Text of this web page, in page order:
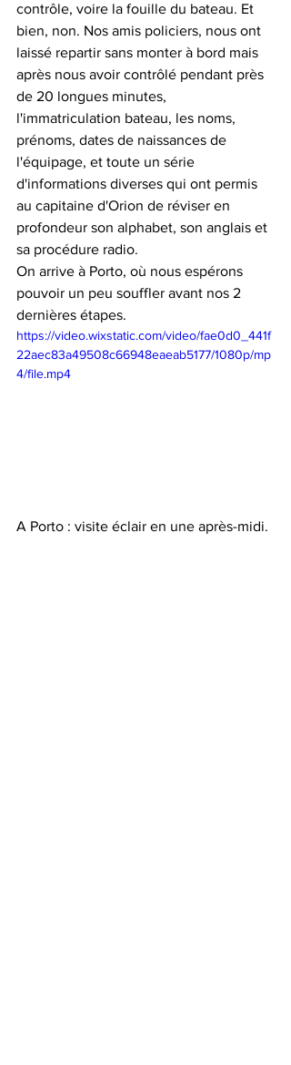
contrôle, voire la fouille du bateau. Et
bien, non. Nos amis policiers, nous ont
laissé repartir sans monter à bord mais
après nous avoir contrôlé pendant près
de 20 longues minutes,
l'immatriculation bateau, les noms,
prénoms, dates de naissances de
l'équipage, et toute un série
d'informations diverses qui ont permis
au capitaine d'Orion de réviser en
profondeur son alphabet, son anglais et
sa procédure radio.
On arrive à Porto, où nous espérons
pouvoir un peu souffler avant nos 2
dernières étapes.
https://video.wixstatic.com/video/fae0d0_441f
22aec83a49508c66948eaeab5177/1080p/mp
4/file.mp4
A Porto : visite éclair en une après-midi.